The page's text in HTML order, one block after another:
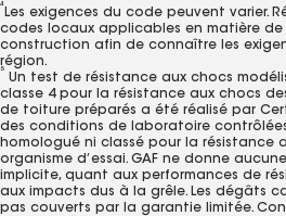
restrictions.
3
Consultez les garanties limitées GAF
et Golden Pledge
MD
sur gaf.com/
l’étendue de la couverture et les
4
Les exigences du code peuvent varier.
codes locaux applicables en matière
construction afin de connaître les
région.
5
Un test de résistance aux chocs
classe 4 pour la résistance aux chocs
de toiture préparés a été réalisé par
des conditions de laboratoire
homologué ni classé pour la résistance
organisme d’essai. GAF ne donne
implicite, quant aux performances de
aux impacts dus à la grêle. Les dégâts
pas couverts par la garantie limitée.